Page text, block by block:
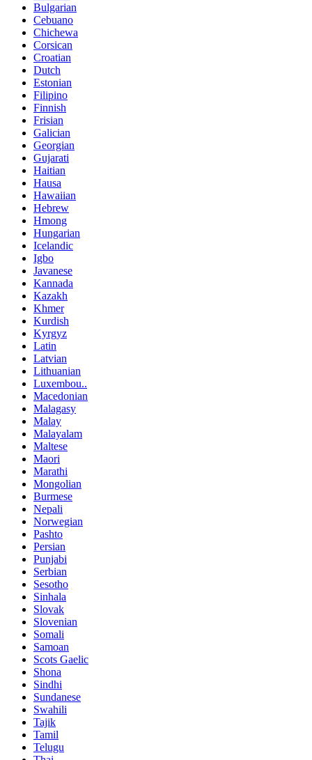
Bulgarian
Cebuano
Chichewa
Corsican
Croatian
Dutch
Estonian
Filipino
Finnish
Frisian
Galician
Georgian
Gujarati
Haitian
Hausa
Hawaiian
Hebrew
Hmong
Hungarian
Icelandic
Igbo
Javanese
Kannada
Kazakh
Khmer
Kurdish
Kyrgyz
Latin
Latvian
Lithuanian
Luxembou..
Macedonian
Malagasy
Malay
Malayalam
Maltese
Maori
Marathi
Mongolian
Burmese
Nepali
Norwegian
Pashto
Persian
Punjabi
Serbian
Sesotho
Sinhala
Slovak
Slovenian
Somali
Samoan
Scots Gaelic
Shona
Sindhi
Sundanese
Swahili
Tajik
Tamil
Telugu